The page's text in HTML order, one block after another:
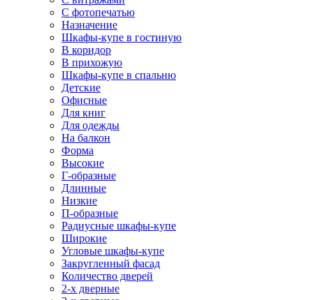
С фотопечатью
Назначение
Шкафы-купе в гостиную
В коридор
В прихожую
Шкафы-купе в спальню
Детские
Офисные
Для книг
Для одежды
На балкон
Форма
Высокие
Г-образные
Длинные
Низкие
П-образные
Радиусные шкафы-купе
Широкие
Угловые шкафы-купе
Закругленный фасад
Количество дверей
2-х дверные